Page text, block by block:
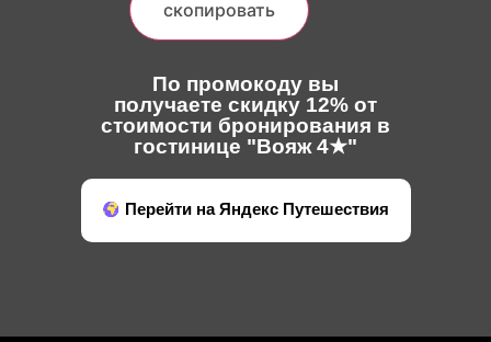
скопировать
По промокоду вы
получаете скидку 12% от
стоимости бронирования в
гостинице "Вояж 4★"
Перейти на Яндекс Путешествия